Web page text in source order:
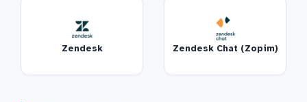
Zendesk Zendesk Chat (Zopim)